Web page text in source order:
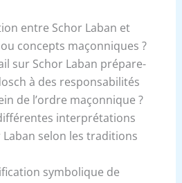
entre Schor Laban et
concepts maçonniques ?
sur Schor Laban prépare-
à des responsabilités
de l’ordre maçonnique ?
interprétations
selon les traditions
symbolique de